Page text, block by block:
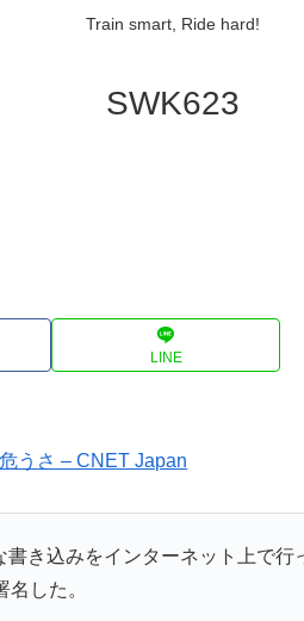
Train smart, Ride hard!
SWK623
LINE
うさ – CNET Japan
き込みをインターネット上で行
した。